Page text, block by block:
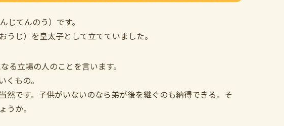
じてんのう）です。
じ）を皇太子として立てていました。
る立場の人のことを言います。
もの。
然です。子供がいないのなら弟が後を継ぐのも納得できる。そ
うか。